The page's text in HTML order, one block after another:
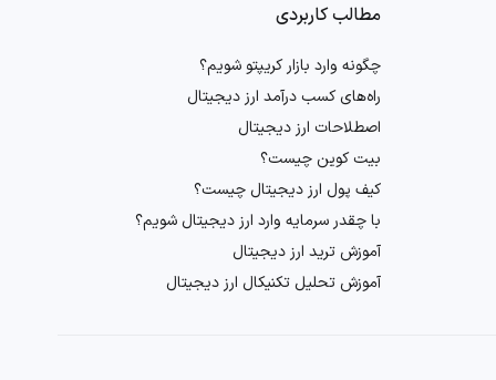
مطالب کاربردی
چگونه وارد بازار کریپتو شویم؟
راه‌های کسب درآمد ارز دیجیتال
اصطلاحات ارز دیجیتال
بیت کوین چیست؟
کیف پول ارز دیجیتال چیست؟
با چقدر سرمایه وارد ارز دیجیتال شویم؟
آموزش ترید ارز دیجیتال
آموزش تحلیل تکنیکال ارز دیجیتال